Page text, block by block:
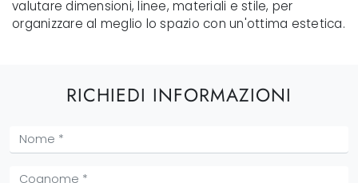
valutare dimensioni, linee, materiali e stile, per
organizzare al meglio lo spazio con un'ottima estetica.
RICHIEDI INFORMAZIONI